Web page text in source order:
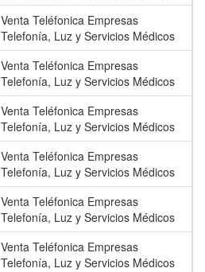
Venta Teléfonica Empresas
Telefonía, Luz y Servicios Médicos
Venta Teléfonica Empresas
Telefonía, Luz y Servicios Médicos
Venta Teléfonica Empresas
Telefonía, Luz y Servicios Médicos
Venta Teléfonica Empresas
Telefonía, Luz y Servicios Médicos
Venta Teléfonica Empresas
Telefonía, Luz y Servicios Médicos
Venta Teléfonica Empresas
Telefonía, Luz y Servicios Médicos